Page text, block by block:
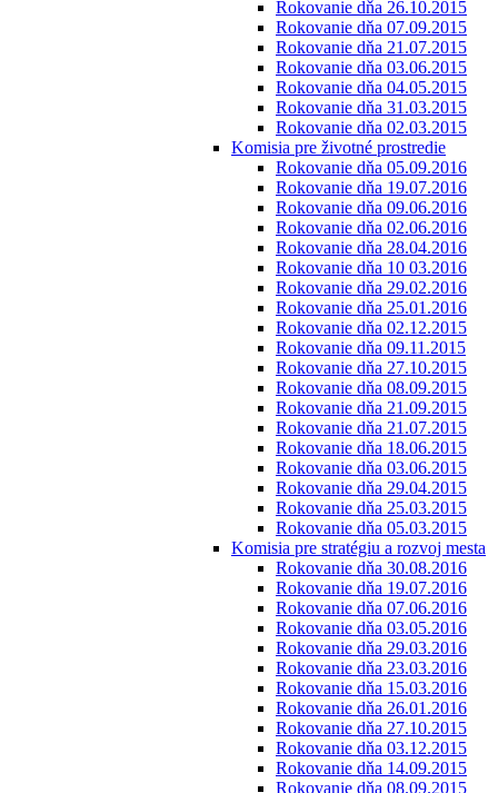
Rokovanie dňa 26.10.2015
Rokovanie dňa 07.09.2015
Rokovanie dňa 21.07.2015
Rokovanie dňa 03.06.2015
Rokovanie dňa 04.05.2015
Rokovanie dňa 31.03.2015
Rokovanie dňa 02.03.2015
Komisia pre životné prostredie
Rokovanie dňa 05.09.2016
Rokovanie dňa 19.07.2016
Rokovanie dňa 09.06.2016
Rokovanie dňa 02.06.2016
Rokovanie dňa 28.04.2016
Rokovanie dňa 10 03.2016
Rokovanie dňa 29.02.2016
Rokovanie dňa 25.01.2016
Rokovanie dňa 02.12.2015
Rokovanie dňa 09.11.2015
Rokovanie dňa 27.10.2015
Rokovanie dňa 08.09.2015
Rokovanie dňa 21.09.2015
Rokovanie dňa 21.07.2015
Rokovanie dňa 18.06.2015
Rokovanie dňa 03.06.2015
Rokovanie dňa 29.04.2015
Rokovanie dňa 25.03.2015
Rokovanie dňa 05.03.2015
Komisia pre stratégiu a rozvoj mesta
Rokovanie dňa 30.08.2016
Rokovanie dňa 19.07.2016
Rokovanie dňa 07.06.2016
Rokovanie dňa 03.05.2016
Rokovanie dňa 29.03.2016
Rokovanie dňa 23.03.2016
Rokovanie dňa 15.03.2016
Rokovanie dňa 26.01.2016
Rokovanie dňa 27.10.2015
Rokovanie dňa 03.12.2015
Rokovanie dňa 14.09.2015
Rokovanie dňa 08.09.2015